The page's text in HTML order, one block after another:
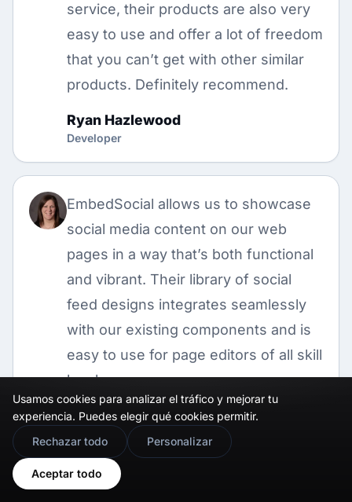
service, their products are also very
easy to use and offer a lot of freedom
that you can’t get with other similar
products. Definitely recommend.
Ryan Hazlewood
Developer
EmbedSocial allows us to showcase
social media content on our web
pages in a way that’s both functional
and vibrant. Their library of social
feed designs integrates seamlessly
with our existing components and is
easy to use for page editors of all skill
levels.
Zanna Ollove
Boston College
Usamos cookies para analizar el tráfico y mejorar tu
experiencia. Puedes elegir qué cookies permitir.
Rechazar todo
Personalizar
Aceptar todo
🇬🇧 Would you prefer this site in English?
View in English